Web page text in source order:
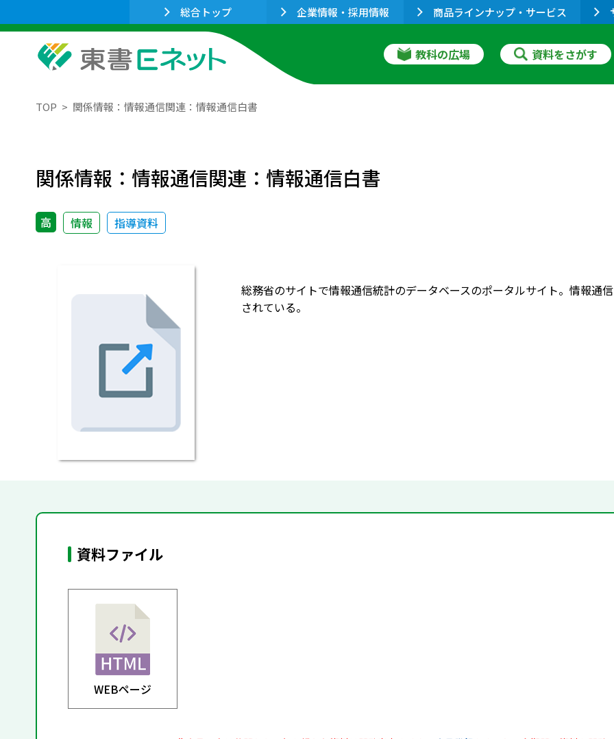
総合トップ 企業情報・採用情報 商品ラインナップ・サービス
教科の広場 資料をさがす
TOP 関係情報：情報通信関連：情報通信白書
関係情報：情報通信関連：情報通信白書
高 情報 指導資料
総務省のサイトで情報通信統計のデータベースのポータルサイト。情報通
されている。
資料ファイル
WEBページ